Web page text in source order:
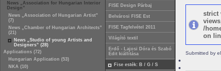
News „Association for Hungarian Interior
Design”
News „Association of Hungarian Artist”
(7)
News „Chamber of Hungarian Architects”
(21)
News „Studio of young Artists and
Designers” (28)
Applications (72)
Hungarian Application (53)
NKA (10)
FISE Design Párbaj
Belvárosi FISE Est
FISE Tagfelvétel 2011
Világító textil
Erdő - Lajosi Dóra és Szabó
Edit kiállítása
Fise esték: B / G / S
strict
/
on
Submitted by